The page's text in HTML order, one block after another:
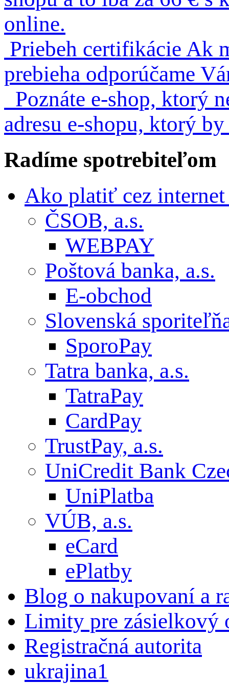
online.
Priebeh certifikácie Ak
prebieha odporúčame
Poznáte e-shop, ktorý
adresu e-shopu, ktorý
Radíme spotrebiteľom
Ako platiť cez internet
ČSOB, a.s.
WEBPAY
Poštová banka, a.s.
E-obchod
Slovenská
SporoPay
Tatra banka, a.s.
TatraPay
CardPay
TrustPay, a.s.
UniCredit Bank
UniPlatba
VÚB, a.s.
eCard
ePlatby
Blog o nakupovaní a
Limity pre zásielkový
Registračná autorita
ukrajina1